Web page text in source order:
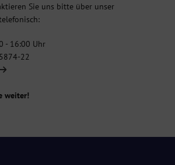
Sie uns bitte über unser
- 16:00 Uhr
22
weiter!